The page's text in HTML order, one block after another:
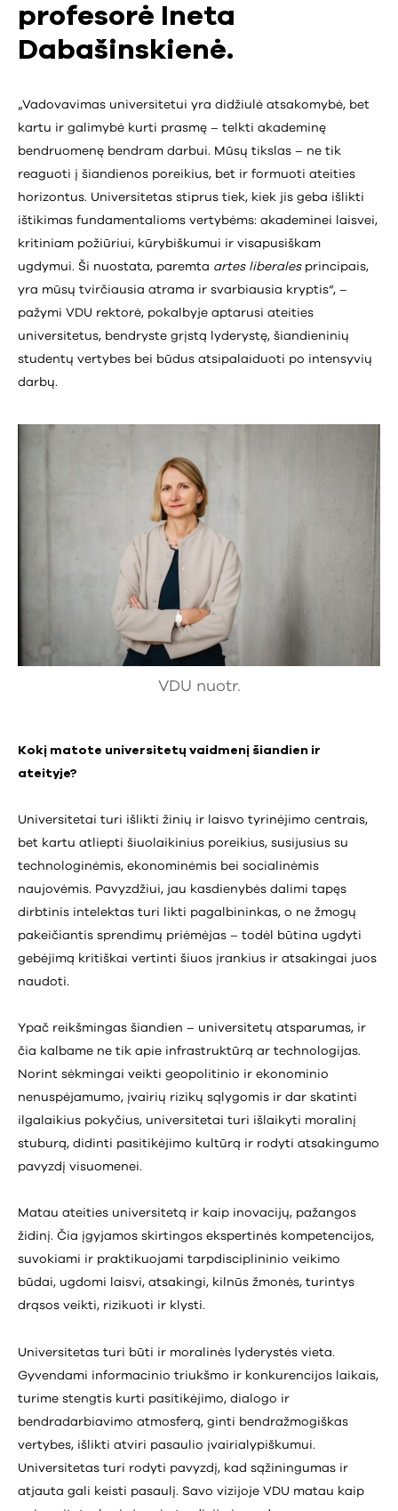
profesorė Ineta
Dabašinskienė.
„Vadovavimas universitetui yra didžiulė atsakomybė, bet
kartu ir galimybė kurti prasmę – telkti akademinę
bendruomenę bendram darbui. Mūsų tikslas – ne tik
reaguoti į šiandienos poreikius, bet ir formuoti ateities
horizontus. Universitetas stiprus tiek, kiek jis geba išlikti
ištikimas fundamentalioms vertybėms: akademinei laisvei,
kritiniam požiūriui, kūrybiškumui ir visapusiškam
ugdymui. Ši nuostata, paremta artes liberalesprincipais,
yra mūsų tvirčiausia atrama ir svarbiausia kryptis“, –
pažymi VDU rektorė, pokalbyje aptarusi ateities
universitetus, bendryste grįstą lyderystę, šiandieninių
studentų vertybes bei būdus atsipalaiduoti po intensyvių
darbų.
VDU nuotr.
Kokį matote universitetų vaidmenį šiandien ir
ateityje?
Universitetai turi išlikti žinių ir laisvo tyrinėjimo centrais,
bet kartu atliepti šiuolaikinius poreikius, susijusius su
technologinėmis, ekonominėmis bei socialinėmis
naujovėmis. Pavyzdžiui, jau kasdienybės dalimi tapęs
dirbtinis intelektas turi likti pagalbininkas, o ne žmogų
pakeičiantis sprendimų priėmėjas – todėl būtina ugdyti
gebėjimą kritiškai vertinti šiuos įrankius ir atsakingai juos
naudoti.
Ypač reikšmingas šiandien – universitetų atsparumas, ir
čia kalbame ne tik apie infrastruktūrą ar technologijas.
Norint sėkmingai veikti geopolitinio ir ekonominio
nenuspėjamumo, įvairių rizikų sąlygomis ir dar skatinti
ilgalaikius pokyčius, universitetai turi išlaikyti moralinį
stuburą, didinti pasitikėjimo kultūrą ir rodyti atsakingumo
pavyzdį visuomenei.
Matau ateities universitetą ir kaip inovacijų, pažangos
židinį. Čia įgyjamos skirtingos ekspertinės kompetencijos,
suvokiami ir praktikuojami tarpdisciplininio veikimo
būdai, ugdomi laisvi, atsakingi, kilnūs žmonės, turintys
drąsos veikti, rizikuoti ir klysti.
Universitetas turi būti ir moralinės lyderystės vieta.
Gyvendami informacinio triukšmo ir konkurencijos laikais,
turime stengtis kurti pasitikėjimo, dialogo ir
bendradarbiavimo atmosferą, ginti bendražmogiškas
vertybes, išlikti atviri pasaulio įvairialypiškumui.
Universitetas turi rodyti pavyzdį, kad sąžiningumas ir
atjauta gali keisti pasaulį. Savo vizijoje VDU matau kaip